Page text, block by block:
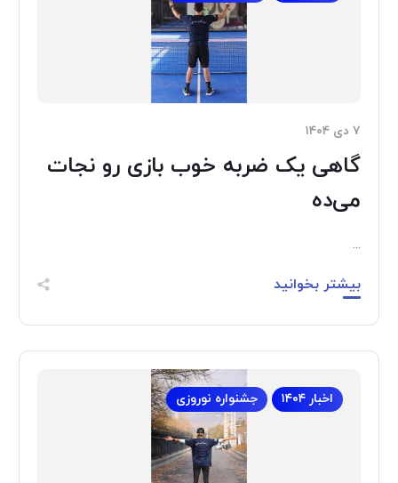
۷ دی ۱۴۰۴
گاهی یک ضربه خوب بازی رو نجات
می‌ده
...
بیشتر بخوانید
اخبار ۱۴۰۴ جشنواره نوروزی